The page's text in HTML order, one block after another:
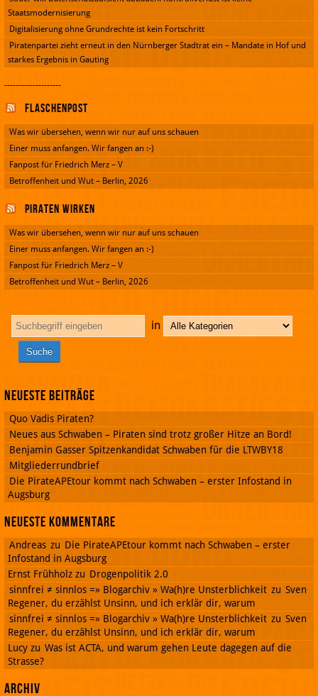
Staatsmodernisierung
Digitalisierung ohne Grundrechte ist kein Fortschritt
Piratenpartei zieht erneut in den Nürnberger Stadtrat ein – Mandate in Hof und
starkes Ergebnis in Gauting
--------------------
Flaschenpost
Was wir übersehen, wenn wir nur auf uns schauen
Einer muss anfangen. Wir fangen an :-)
Fanpost für Friedrich Merz – V
Betroffenheit und Wut – Berlin, 2026
Piraten wirken
Was wir übersehen, wenn wir nur auf uns schauen
Einer muss anfangen. Wir fangen an :-)
Fanpost für Friedrich Merz – V
Betroffenheit und Wut – Berlin, 2026
in
Neueste Beiträge
Quo Vadis Piraten?
Neues aus Schwaben – Piraten sind trotz großer Hitze an Bord!
Benjamin Gasser Spitzenkandidat Schwaben für die LTWBY18
Mitgliederrundbrief
Die PirateAPEtour kommt nach Schwaben – erster Infostand in
Augsburg
Neueste Kommentare
Andreas zu Die PirateAPEtour kommt nach Schwaben – erster
Infostand in Augsburg
Ernst Frühholz zu Drogenpolitik 2.0
sinnfrei ≠ sinnlos =» Blogarchiv » Wa(h)re Unsterblichkeit zu Sven
Regener, du erzählst Unsinn, und ich erklär dir, warum
sinnfrei ≠ sinnlos =» Blogarchiv » Wa(h)re Unsterblichkeit zu Sven
Regener, du erzählst Unsinn, und ich erklär dir, warum
Lucy zu Was ist ACTA, und warum gehen Leute dagegen auf die
Strasse?
Archiv